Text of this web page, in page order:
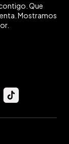
Que
Mostramos